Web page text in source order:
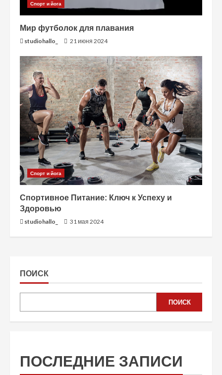
Спорт и йога
Мир футболок для плавания
studiohallo_ 21 июня 2024
Спорт и йога
Спортивное Питание: Ключ к Успеху и
Здоровью
studiohallo_ 31 мая 2024
ПОИСК
ПОИСК
ПОСЛЕДНИЕ ЗАПИСИ